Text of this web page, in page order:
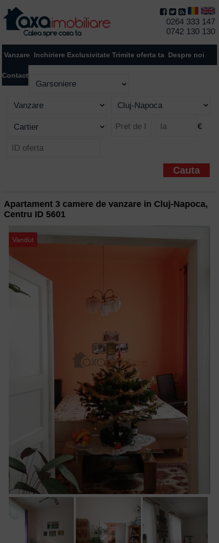
0264 333 147
0742 130 130
Vanzare Inchiriere Exclusivitate Trimite oferta ta Despre noi
Contact
€
Apartament 3 camere de vanzare in Cluj-Napoca,
Centru ID 5601
Vandut